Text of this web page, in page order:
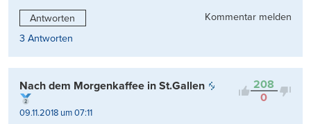
Antworten
Kommentar melden
3 Antworten
208
0
Nach dem Morgenkaffee in St.Gallen
09.11.2018 um 07:11